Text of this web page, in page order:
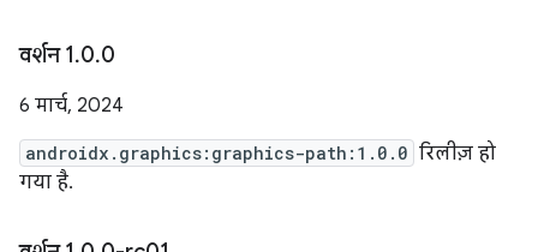
वर्शन 1.0.0
6 मार्च, 2024
androidx.graphics:graphics-path:1.0.0 रिलीज़ हो
गया है.